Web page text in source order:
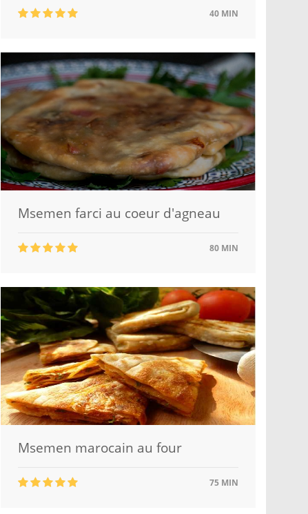
40 MIN
Msemen farci au coeur d'agneau
80 MIN
Msemen marocain au four
75 MIN